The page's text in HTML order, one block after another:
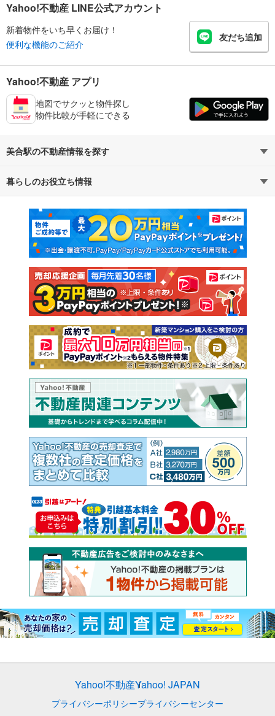
Yahoo!不動産 LINE公式アカウント
新着物件をいち早くお届け！
便利な機能のご紹介
友だち追加
Yahoo!不動産 アプリ
地図でサクッと物件探し
物件比較が手軽にできる
美合駅の不動産情報を探す
不動産・住宅
新築マンション 中古マンション
新築一戸建て 中古一戸建て
注文住宅 土地
売却査定
暮らしのお役立ち情報
マンションカタログ 教えて！住まいの先生
Yahoo!不動産Yahoo! JAPAN
プライバシーポリシープライバシーセンター